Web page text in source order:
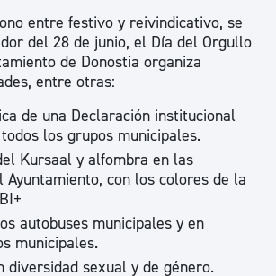
entre festivo y reivindicativo, se
del 28 de junio, el Día del Orgullo
de Donostia organiza
entre otras:
de una Declaración institucional
los grupos municipales.
Kursaal y alfombra en las
Ayuntamiento, con los colores de la
autobuses municipales y en
municipales.
diversidad sexual y de género.